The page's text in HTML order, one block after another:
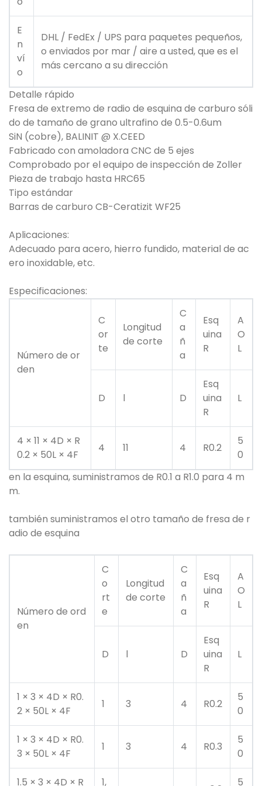
E
n
ví
o
DHL / FedEx / UPS para paquetes pequeños,
o enviados por mar / aire a usted, que es el
más cercano a su dirección
Detalle rápido
Fresa de extremo de radio de esquina de carburo sóli
do de tamaño de grano ultrafino de 0.5-0.6um
SiN (cobre), BALINIT @ X.CEED
Fabricado con amoladora CNC de 5 ejes
Comprobado por el equipo de inspección de Zoller
Pieza de trabajo hasta HRC65
Tipo estándar
Barras de carburo CB-Ceratizit WF25
Aplicaciones:
Adecuado para acero, hierro fundido, material de ac
ero inoxidable, etc.
Especificaciones:
Número de or
den
C
or
te
Longitud
de corte
C
a
ñ
a
Esq
uina
R
A
O
L
D l D
Esq
uina
R
L
4 × 11 × 4D × R
0.2 × 50L × 4F
4 11 4 R0.2
5
0
en la esquina, suministramos de R0.1 a R1.0 para 4 m
m.
también suministramos el otro tamaño de fresa de r
adio de esquina
Número de ord
en
C
o
rt
e
Longitud
de corte
C
a
ñ
a
Esq
uina
R
A
O
L
D l D
Esq
uina
R
L
1 × 3 × 4D × R0.
2 × 50L × 4F
1 3 4 R0.2
5
0
1 × 3 × 4D × R0.
3 × 50L × 4F
1 3 4 R0.3
5
0
1.5 × 3 × 4D × R 1, 5